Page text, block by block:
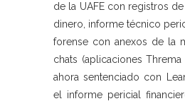
de la UAFE con registros
dinero, informe técnico
forense con anexos de la
chats (aplicaciones
ahora sentenciado con
el informe pericial